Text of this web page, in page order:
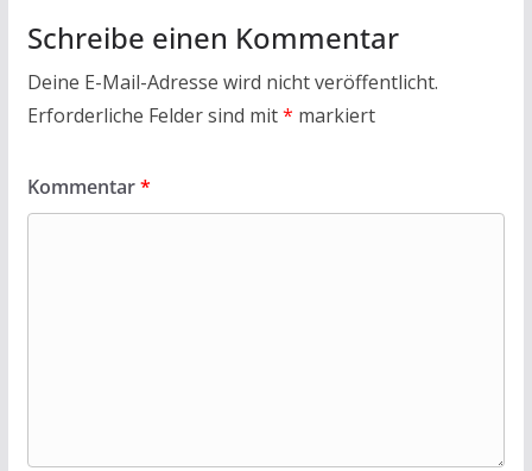
Schreibe einen Kommentar
Deine E-Mail-Adresse wird nicht veröffentlicht.
Erforderliche Felder sind mit* markiert
Kommentar*